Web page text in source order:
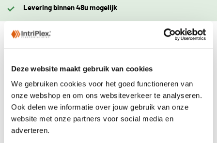
Deze website maakt gebruik van cookies
We gebruiken cookies voor het goed functioneren van
onze webshop en om ons websiteverkeer te analyseren.
Ook delen we informatie over jouw gebruik van onze
website met onze partners voor social media en
adverteren.
Levering binnen 48u mogelijk
Eigenschappen
Levering